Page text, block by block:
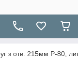
з отв. 215мм Р-80,